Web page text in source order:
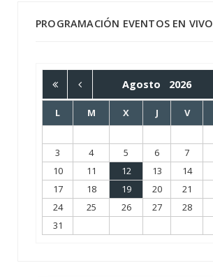
PROGRAMACIÓN EVENTOS EN VIVO
Agosto 2026
L M X J V
3
4 5 6 7
10
11 12 13 14
17
18 19 20 21
24
25 26 27 28
31